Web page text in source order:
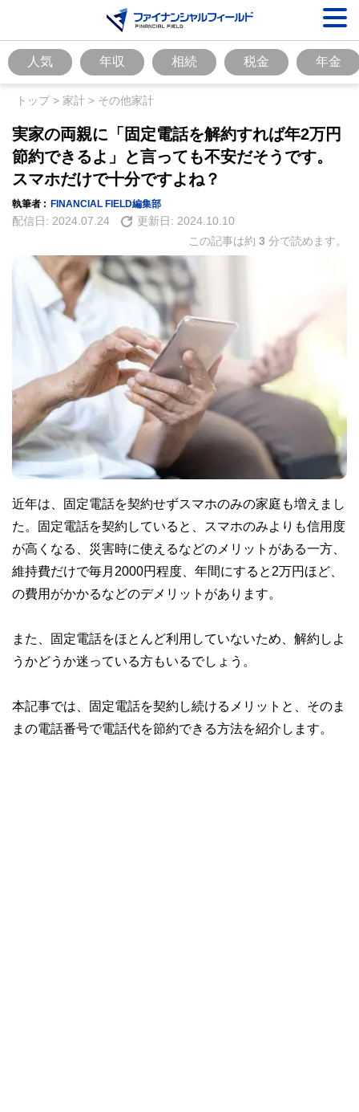
人気 年収 相続 税金 年金
トップ> 家計 > その他家計
実家の両親に「固定電話を解約すれば年2万円
節約できるよ」と言っても不安だそうです。
スマホだけで十分ですよね？
執筆者 : FINANCIAL FIELD編集部
配信日: 2024.07.24 更新日: 2024.10.10
この記事は約 3 分で読めます。
近年は、固定電話を契約せずスマホのみの家庭も増えまし
た。固定電話を契約していると、スマホのみよりも信用度
が高くなる、災害時に使えるなどのメリットがある一方、
維持費だけで毎月2000円程度、年間にすると2万円ほど、
の費用がかかるなどのデメリットがあります。
また、固定電話をほとんど利用していないため、解約しよ
うかどうか迷っている方もいるでしょう。
本記事では、固定電話を契約し続けるメリットと、そのま
まの電話番号で電話代を節約できる方法を紹介します。